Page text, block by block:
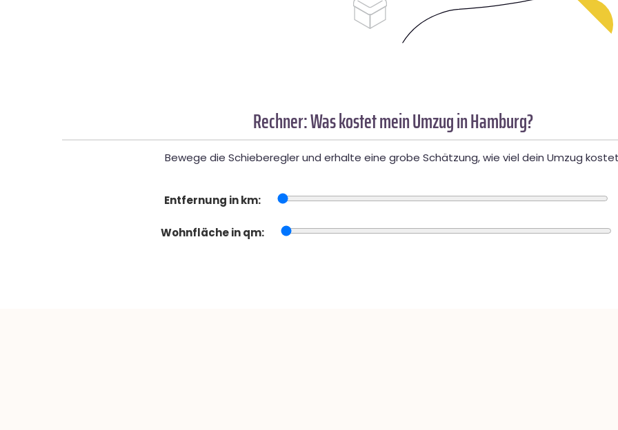
Rechner: Was kostet mein Umzug in Hamburg?
Bewege die Schieberegler und erhalte eine grobe Schätzung, wie viel dein Umzug
Entfernung in km:
Wohnfläche in qm: